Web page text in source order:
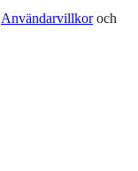
Användarvillkoroch